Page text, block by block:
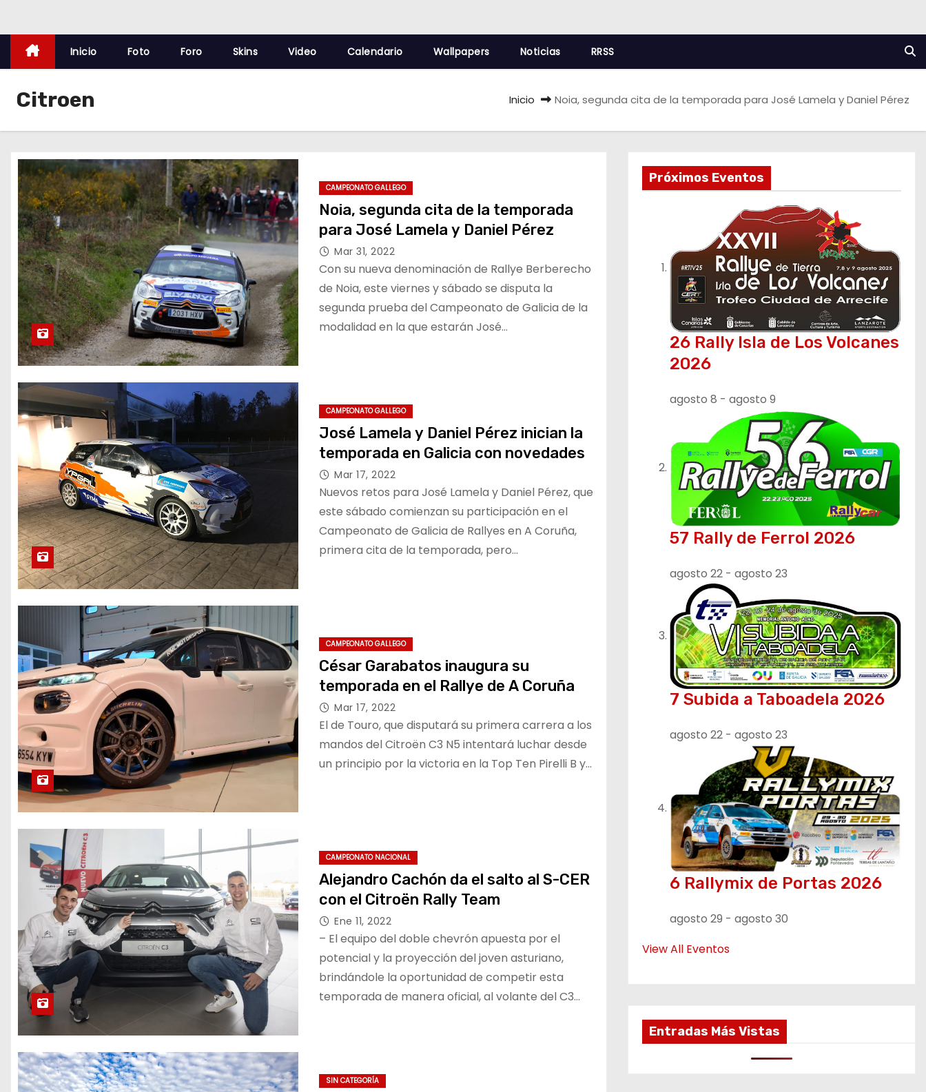
Inicio Foto Foro Skins Video Calendario Wallpapers Noticias RRSS
Citroen Inicio Noia, segunda cita de la temporada para José Lamela y Daniel Pérez
CAMPEONATO GALLEGO
Noia, segunda cita de la temporada
para José Lamela y Daniel Pérez
Mar 31, 2022
Con su nueva denominación de Rallye Berberecho
de Noia, este viernes y sábado se disputa la
segunda prueba del Campeonato de Galicia de la
modalidad en la que estarán José…
CAMPEONATO GALLEGO
José Lamela y Daniel Pérez inician la
temporada en Galicia con novedades
Mar 17, 2022
Nuevos retos para José Lamela y Daniel Pérez, que
este sábado comienzan su participación en el
Campeonato de Galicia de Rallyes en A Coruña,
primera cita de la temporada, pero…
CAMPEONATO GALLEGO
César Garabatos inaugura su
temporada en el Rallye de A Coruña
Mar 17, 2022
El de Touro, que disputará su primera carrera a los
mandos del Citroën C3 N5 intentará luchar desde
un principio por la victoria en la Top Ten Pirelli B y…
CAMPEONATO NACIONAL
Alejandro Cachón da el salto al S-CER
con el Citroën Rally Team
Ene 11, 2022
– El equipo del doble chevrón apuesta por el
potencial y la proyección del joven asturiano,
brindándole la oportunidad de competir esta
temporada de manera oficial, al volante del C3…
SIN CATEGORÍA
Próximos Eventos
26 Rally Isla de Los Volcanes
2026
agosto 8 - agosto 9
57 Rally de Ferrol 2026
agosto 22 - agosto 23
7 Subida a Taboadela 2026
agosto 22 - agosto 23
6 Rallymix de Portas 2026
agosto 29 - agosto 30
View All Eventos
Entradas Más Vistas